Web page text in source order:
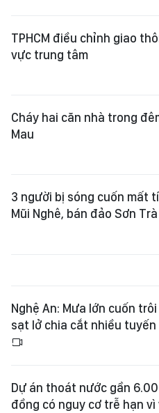
TPHCM điều chỉnh giao
vực trung tâm
Cháy hai căn nhà trong
Mau
3 người bị sóng cuốn mất
Mũi Nghê, bán đảo Sơn Trà
Nghệ An: Mưa lớn cuốn
sạt lở chia cắt nhiều
Dự án thoát nước gần
đồng có nguy cơ trễ hạn vì